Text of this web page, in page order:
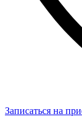
Записаться на